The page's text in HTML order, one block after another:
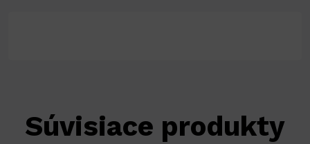
Súvisiace produkty